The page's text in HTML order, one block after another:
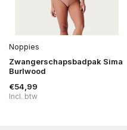
Noppies
Zwangerschapsbadpak Sima
Burlwood
€54,99
Incl. btw